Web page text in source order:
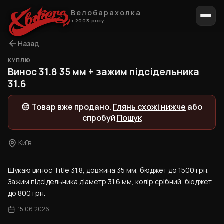
Велобарахолка
з 2003 року
Назад
КУПЛЮ
Винос 31.8 35 мм + зажим підсідельника
31.6
😔 Товар вже продано. Глянь схожі нижче або
спробуй Пошук
Київ
Шукаю винос Title 31.8, довжина 35 мм, бюджет до 1500 грн.
Зажим підсідельника діаметр 31.6 мм, колір срібний, бюджет
до 800 грн.
15.06.2026